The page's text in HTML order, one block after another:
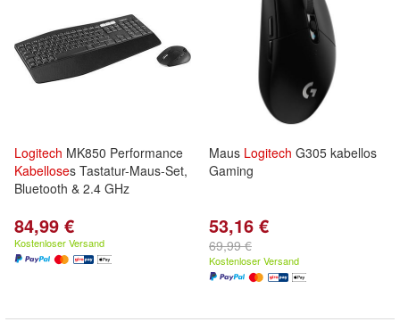
Logitech MK850 Performance
Kabelloses Tastatur-Maus-Set,
Bluetooth & 2.4 GHz
84,99 €
Kostenloser Versand
Maus Logitech G305 kabellos
Gaming
53,16 €
69,99 €
Kostenloser Versand